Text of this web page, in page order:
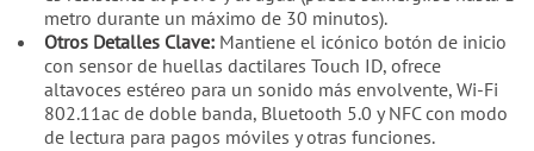
metro durante un máximo de 30 minutos).
Otros Detalles Clave:Mantiene el icónico botón de inicio
con sensor de huellas dactilares Touch ID, ofrece
altavoces estéreo para un sonido más envolvente, Wi-Fi
802.11ac de doble banda, Bluetooth 5.0 y NFC con modo
de lectura para pagos móviles y otras funciones.